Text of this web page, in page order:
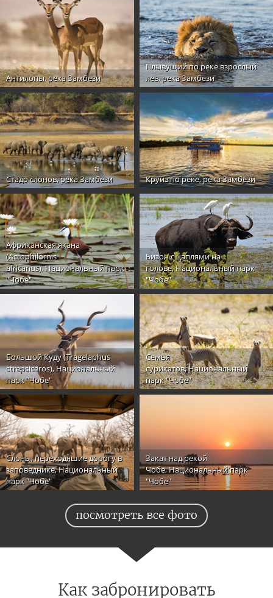
Антилопы, река Замбези
Плывущий по реке взрослый
лев, река Замбези
Стадо слонов, река Замбези Круиз по реке, река Замбези
Африканская якана
(Actophilornis
africanus), Национальный парк
"Чобе"
Бизон с цаплями на
голове, Национальный парк
"Чобе"
Большой Куду (Tragelaphus
strepsiceros), Национальный
парк "Чобе"
Семья
сурикатов, Национальный
парк "Чобе"
Слоны, переходяшие дорогу в
заповеднике, Национальный
парк "Чобе"
Закат над рекой
Чобе, Национальный парк
"Чобе"
посмотреть все фото
Как забронировать